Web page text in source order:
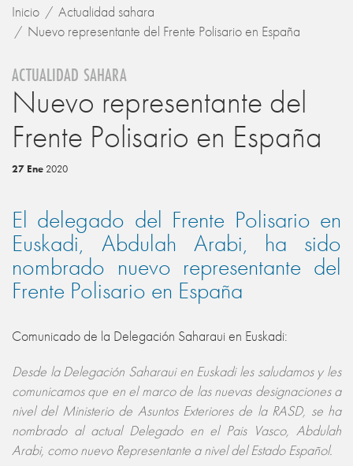
Inicio
Actualidad sahara
Nuevo representante del Frente Polisario en España
ACTUALIDAD SAHARA
Nuevo representante del
Frente Polisario en España
27 Ene 2020
El delegado del Frente Polisario en
Euskadi, Abdulah Arabi, ha sido
nombrado nuevo representante del
Frente Polisario en España
Comunicado de la Delegación Saharaui en Euskadi:
Desde la Delegación Saharaui en Euskadi les saludamos y les
comunicamos que en el marco de las nuevas designaciones a
nivel del Ministerio de Asuntos Exteriores de la RASD, se ha
nombrado al actual Delegado en el Pais Vasco, Abdulah
Arabi, como nuevo Representante a nivel del Estado Español.